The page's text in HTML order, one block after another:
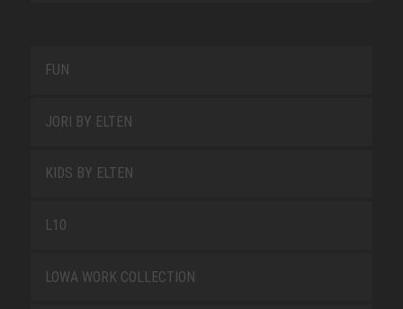
FUN
JORI BY ELTEN
KIDS BY ELTEN
L10
LOWA WORK COLLECTION